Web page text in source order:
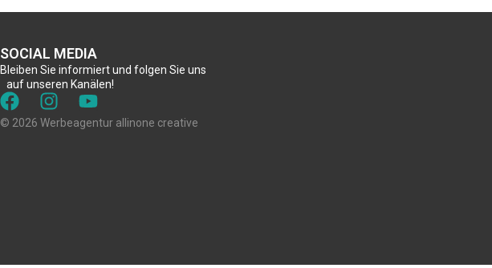
SOCIAL MEDIA
Bleiben Sie informiert und folgen Sie uns
auf unseren Kanälen!
© 2026 Werbeagentur allinone creative